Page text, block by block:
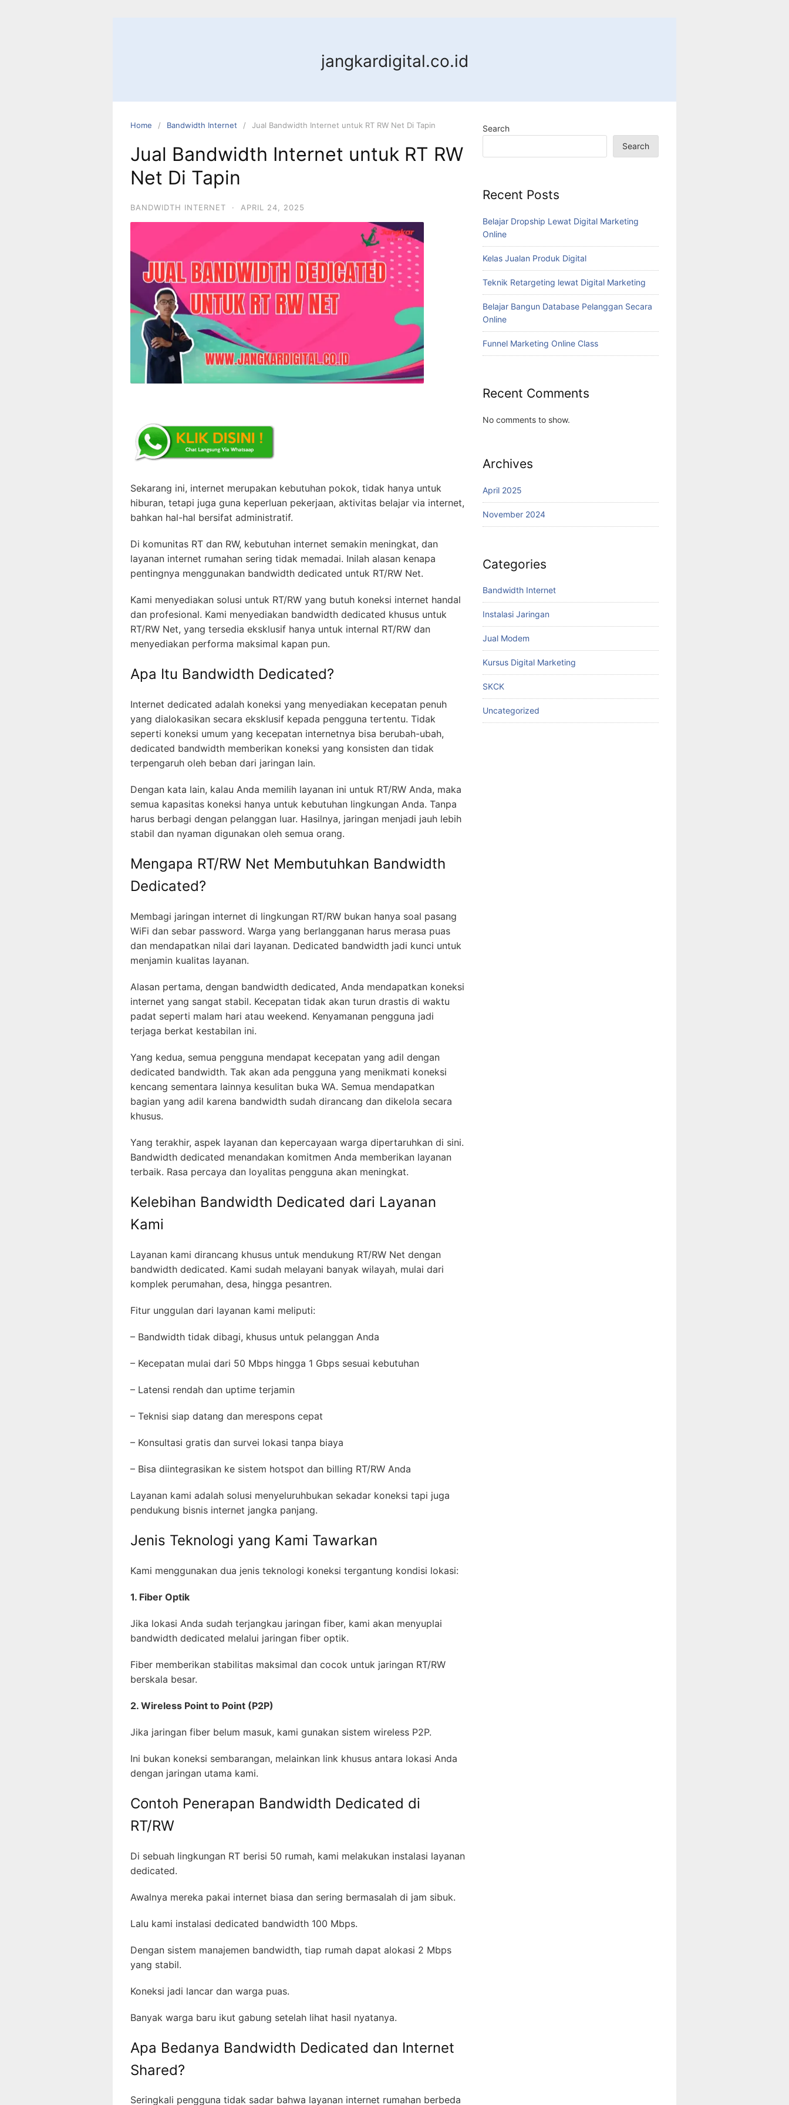
jangkardigital.co.id
Home Bandwidth Internet Jual Bandwidth Internet untuk RT RW Net Di Tapin
Jual Bandwidth Internet untuk RT RW
Net Di Tapin
BANDWIDTH INTERNET · APRIL 24, 2025
Sekarang ini, internet merupakan kebutuhan pokok, tidak hanya untuk
hiburan, tetapi juga guna keperluan pekerjaan, aktivitas belajar via internet,
bahkan hal-hal bersifat administratif.
Di komunitas RT dan RW, kebutuhan internet semakin meningkat, dan
layanan internet rumahan sering tidak memadai. Inilah alasan kenapa
pentingnya menggunakan bandwidth dedicated untuk RT/RW Net.
Kami menyediakan solusi untuk RT/RW yang butuh koneksi internet handal
dan profesional. Kami menyediakan bandwidth dedicated khusus untuk
RT/RW Net, yang tersedia eksklusif hanya untuk internal RT/RW dan
menyediakan performa maksimal kapan pun.
Apa Itu Bandwidth Dedicated?
Internet dedicated adalah koneksi yang menyediakan kecepatan penuh
yang dialokasikan secara eksklusif kepada pengguna tertentu. Tidak
seperti koneksi umum yang kecepatan internetnya bisa berubah-ubah,
dedicated bandwidth memberikan koneksi yang konsisten dan tidak
terpengaruh oleh beban dari jaringan lain.
Dengan kata lain, kalau Anda memilih layanan ini untuk RT/RW Anda, maka
semua kapasitas koneksi hanya untuk kebutuhan lingkungan Anda. Tanpa
harus berbagi dengan pelanggan luar. Hasilnya, jaringan menjadi jauh lebih
stabil dan nyaman digunakan oleh semua orang.
Mengapa RT/RW Net Membutuhkan Bandwidth
Dedicated?
Membagi jaringan internet di lingkungan RT/RW bukan hanya soal pasang
WiFi dan sebar password. Warga yang berlangganan harus merasa puas
dan mendapatkan nilai dari layanan. Dedicated bandwidth jadi kunci untuk
menjamin kualitas layanan.
Alasan pertama, dengan bandwidth dedicated, Anda mendapatkan koneksi
internet yang sangat stabil. Kecepatan tidak akan turun drastis di waktu
padat seperti malam hari atau weekend. Kenyamanan pengguna jadi
terjaga berkat kestabilan ini.
Yang kedua, semua pengguna mendapat kecepatan yang adil dengan
dedicated bandwidth. Tak akan ada pengguna yang menikmati koneksi
kencang sementara lainnya kesulitan buka WA. Semua mendapatkan
bagian yang adil karena bandwidth sudah dirancang dan dikelola secara
khusus.
Yang terakhir, aspek layanan dan kepercayaan warga dipertaruhkan di sini.
Bandwidth dedicated menandakan komitmen Anda memberikan layanan
terbaik. Rasa percaya dan loyalitas pengguna akan meningkat.
Kelebihan Bandwidth Dedicated dari Layanan
Kami
Layanan kami dirancang khusus untuk mendukung RT/RW Net dengan
bandwidth dedicated. Kami sudah melayani banyak wilayah, mulai dari
komplek perumahan, desa, hingga pesantren.
Fitur unggulan dari layanan kami meliputi:
– Bandwidth tidak dibagi, khusus untuk pelanggan Anda
– Kecepatan mulai dari 50 Mbps hingga 1 Gbps sesuai kebutuhan
– Latensi rendah dan uptime terjamin
– Teknisi siap datang dan merespons cepat
– Konsultasi gratis dan survei lokasi tanpa biaya
– Bisa diintegrasikan ke sistem hotspot dan billing RT/RW Anda
Layanan kami adalah solusi menyeluruhbukan sekadar koneksi tapi juga
pendukung bisnis internet jangka panjang.
Jenis Teknologi yang Kami Tawarkan
Kami menggunakan dua jenis teknologi koneksi tergantung kondisi lokasi:
1. Fiber Optik
Jika lokasi Anda sudah terjangkau jaringan fiber, kami akan menyuplai
bandwidth dedicated melalui jaringan fiber optik.
Fiber memberikan stabilitas maksimal dan cocok untuk jaringan RT/RW
berskala besar.
2. Wireless Point to Point (P2P)
Jika jaringan fiber belum masuk, kami gunakan sistem wireless P2P.
Ini bukan koneksi sembarangan, melainkan link khusus antara lokasi Anda
dengan jaringan utama kami.
Contoh Penerapan Bandwidth Dedicated di
RT/RW
Di sebuah lingkungan RT berisi 50 rumah, kami melakukan instalasi layanan
dedicated.
Awalnya mereka pakai internet biasa dan sering bermasalah di jam sibuk.
Lalu kami instalasi dedicated bandwidth 100 Mbps.
Dengan sistem manajemen bandwidth, tiap rumah dapat alokasi 2 Mbps
yang stabil.
Koneksi jadi lancar dan warga puas.
Banyak warga baru ikut gabung setelah lihat hasil nyatanya.
Apa Bedanya Bandwidth Dedicated dan Internet
Shared?
Seringkali pengguna tidak sadar bahwa layanan internet rumahan berbeda
Search
Search
Recent Posts
Belajar Dropship Lewat Digital Marketing
Online
Kelas Jualan Produk Digital
Teknik Retargeting lewat Digital Marketing
Belajar Bangun Database Pelanggan Secara
Online
Funnel Marketing Online Class
Recent Comments
No comments to show.
Archives
April 2025
November 2024
Categories
Bandwidth Internet
Instalasi Jaringan
Jual Modem
Kursus Digital Marketing
SKCK
Uncategorized